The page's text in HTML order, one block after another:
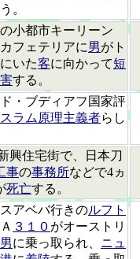
。
の小都市キーリーン
フェテリアに男がト
にいた客に向かって短
する。
・ブディアフ国家評
ラム原理主義者らし
興住宅街で、日本刀
事の事務所などで4ヵ
死亡する。
アベバ行きのルフト
Ａ ３１０ がオーストリ
男に乗っ取られ、 ニュ